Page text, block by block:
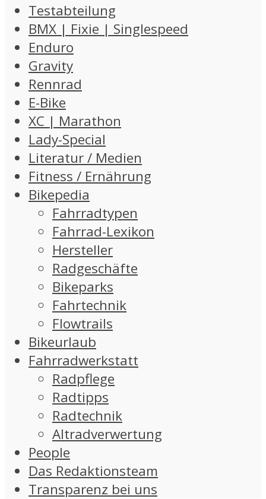
Testabteilung
BMX | Fixie | Singlespeed
Enduro
Gravity
Rennrad
E-Bike
XC | Marathon
Lady-Special
Literatur / Medien
Fitness / Ernährung
Bikepedia
Fahrradtypen
Fahrrad-Lexikon
Hersteller
Radgeschäfte
Bikeparks
Fahrtechnik
Flowtrails
Bikeurlaub
Fahrradwerkstatt
Radpflege
Radtipps
Radtechnik
Altradverwertung
People
Das Redaktionsteam
Transparenz bei uns